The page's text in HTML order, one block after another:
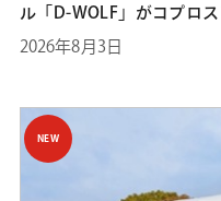
ル「D-WOLF」がコプロ
2026年8月3日